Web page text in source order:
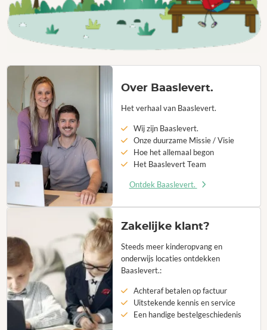
Over Baaslevert.
Het verhaal van Baaslevert.
Wij zijn Baaslevert.
Onze duurzame Missie / Visie
Hoe het allemaal begon
Het Baaslevert Team
Ontdek Baaslevert.
Zakelijke klant?
Steeds meer kinderopvang en
onderwijs locaties ontdekken
Baaslevert.:
Achteraf betalen op factuur
Uitstekende kennis en service
Een handige bestelgeschiedenis